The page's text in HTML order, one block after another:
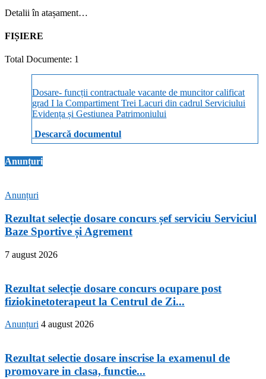
Detalii în atașament…
FIȘIERE
Total Documente: 1
Dosare- funcții contractuale vacante de muncitor calificat
grad I la Compartiment Trei Lacuri din cadrul Serviciului
Evidența și Gestiunea Patrimoniului
Descarcă documentul
Anunțuri
Anunțuri
Rezultat selecție dosare concurs șef serviciu Serviciul
Baze Sportive și Agrement
7 august 2026
Rezultat selecție dosare concurs ocupare post
fiziokinetoterapeut la Centrul de Zi...
Anunțuri 4 august 2026
Rezultat selectie dosare inscrise la examenul de
promovare in clasa, functie...